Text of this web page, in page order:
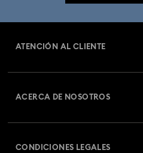
ATENCIÓN AL CLIENTE
ACERCA DE NOSOTROS
CONDICIONES LEGALES